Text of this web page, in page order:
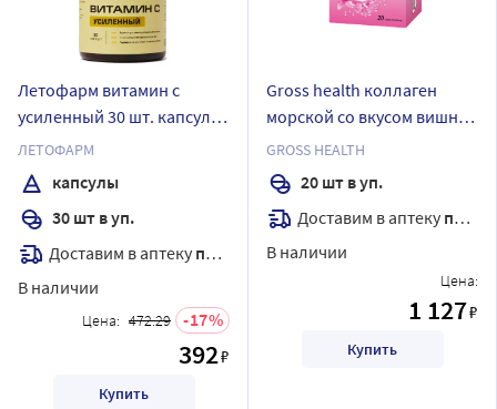
Летофарм витамин с
усиленный 30 шт. капсулы
массой 0,81 г/банка
ЛЕТОФАРМ
капсулы
30 шт в уп.
Доставим в аптеку послезавтра
В наличии
Цена: 472.29 17
392₽
Купить
Gross health коллаген
морской со вкусом вишни
20 шт. пакет-саше массой
6,5 г
GROSS HEALTH
20 шт в уп.
Доставим в аптеку послезавтра
В наличии
Цена:
1 127₽
Купить